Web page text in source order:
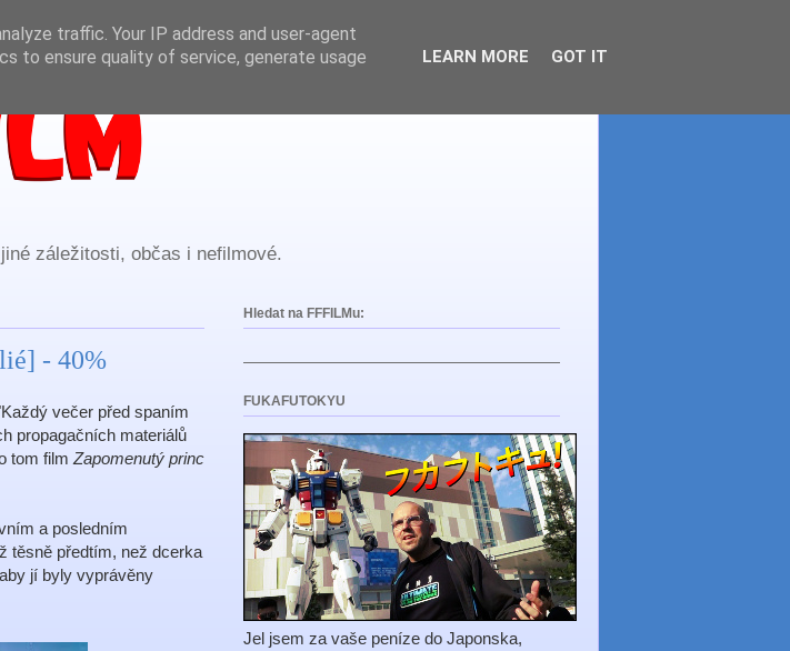
záležitosti, občas i nefilmové.
- 40%
večer před spaním
propagačních materiálů
tom film Zapomenutý princ
a posledním
těsně předtím, než dcerka
jí byly vyprávěny
Hledat na FFFILMu:
FUKAFUTOKYU
Jel jsem za vaše peníze do Japonska,
traffic. Your IP address and user-agent
to ensure quality of service, generate usage
LEARN MORE GOT IT